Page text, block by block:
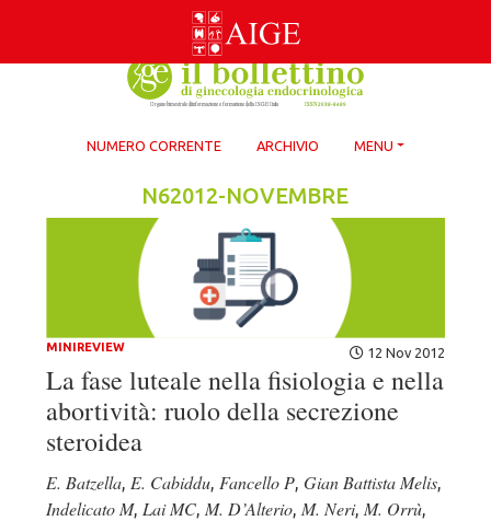
NUMERO CORRENTE ARCHIVIO MENU
N62012-NOVEMBRE
MINIREVIEW 12 Nov 2012
La fase luteale nella fisiologia e nella
abortività: ruolo della secrezione
steroidea
E. Batzella, E. Cabiddu, Fancello P, Gian Battista Melis,
Indelicato M, Lai MC, M. D’Alterio, M. Neri, M. Orrù,